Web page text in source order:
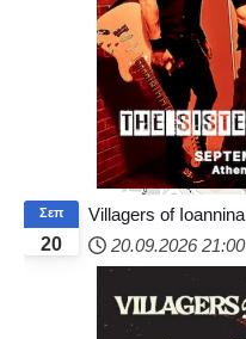
20
Σεπ
Villagers of
20.09.2026 21:00